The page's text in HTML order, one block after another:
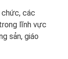
các
lĩnh vực
sản, giáo